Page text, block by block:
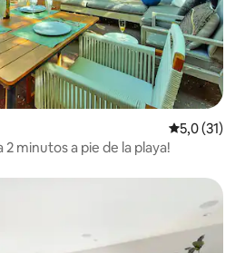
Calificación
5,0 (31)
2 minutos a pie de la playa!